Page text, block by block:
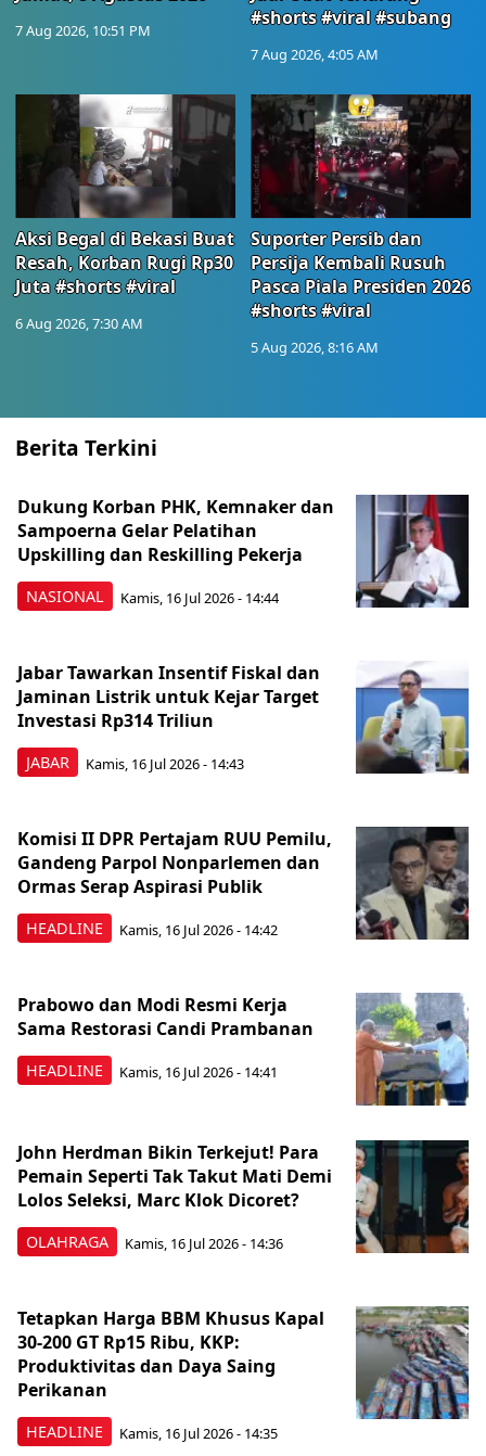
7 Aug 2026, 10:51 PM
#shorts #viral #subang
7 Aug 2026, 4:05 AM
Aksi Begal di Bekasi Buat
Resah, Korban Rugi Rp30
Juta #shorts #viral
6 Aug 2026, 7:30 AM
Suporter Persib dan
Persija Kembali Rusuh
Pasca Piala Presiden 2026
#shorts #viral
5 Aug 2026, 8:16 AM
Berita Terkini
NASIONAL
Dukung Korban PHK, Kemnaker dan
Sampoerna Gelar Pelatihan
Upskilling dan Reskilling Pekerja
Kamis, 16 Jul 2026 - 14:44
JABAR
Jabar Tawarkan Insentif Fiskal dan
Jaminan Listrik untuk Kejar Target
Investasi Rp314 Triliun
Kamis, 16 Jul 2026 - 14:43
HEADLINE
Komisi II DPR Pertajam RUU Pemilu,
Gandeng Parpol Nonparlemen dan
Ormas Serap Aspirasi Publik
Kamis, 16 Jul 2026 - 14:42
HEADLINE
Prabowo dan Modi Resmi Kerja
Sama Restorasi Candi Prambanan
Kamis, 16 Jul 2026 - 14:41
OLAHRAGA
John Herdman Bikin Terkejut! Para
Pemain Seperti Tak Takut Mati Demi
Lolos Seleksi, Marc Klok Dicoret?
Kamis, 16 Jul 2026 - 14:36
HEADLINE
Tetapkan Harga BBM Khusus Kapal
30-200 GT Rp15 Ribu, KKP:
Produktivitas dan Daya Saing
Perikanan
Kamis, 16 Jul 2026 - 14:35